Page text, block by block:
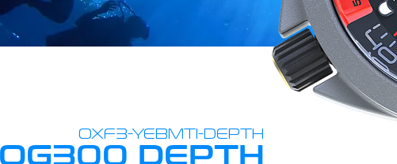
OXF3-YEBMTI-DEPTH
DEPTH